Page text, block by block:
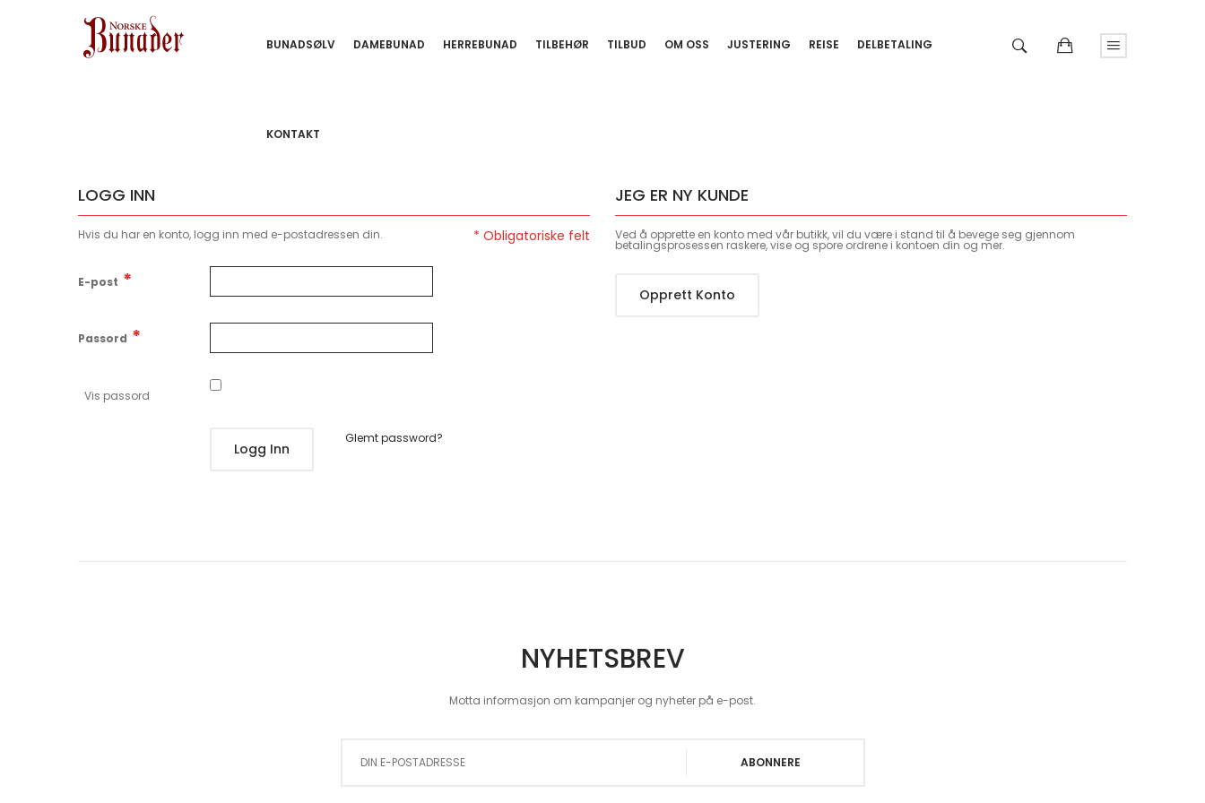
BUNADSØLV DAMEBUNAD HERREBUNAD TILBEHØR TILBUD OM OSS JUSTERING REISE DELBETALING
KONTAKT
LOGG INN
Hvis du har en konto, logg inn med e-postadressen din.
E-post
Passord
Vis passord
Logg Inn
Glemt password?
JEG ER NY KUNDE
Ved å opprette en konto med vår butikk, vil du være i stand til å bevege seg gjennom
betalingsprosessen raskere, vise og spore ordrene i kontoen din og mer.
Opprett Konto
NYHETSBREV
Motta informasjon om kampanjer og nyheter på e-post.
ABONNERE